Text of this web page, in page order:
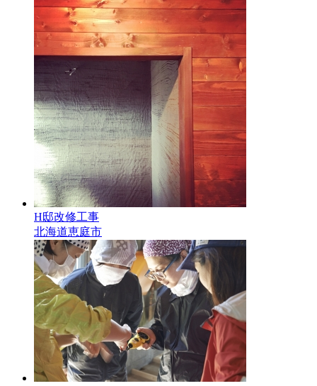
H邸改修工事
北海道恵庭市